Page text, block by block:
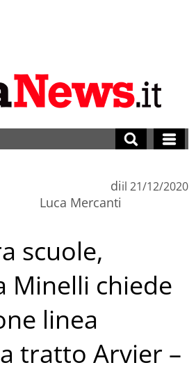
di
Luca Mercanti
il 21/12/2020
scuole,
Minelli chiede
linea
tratto Arvier –